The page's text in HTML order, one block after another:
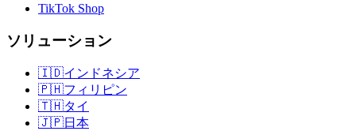
TikTok Shop
ソリューション
🇮🇩インドネシア
🇵🇭フィリピン
🇹🇭タイ
🇯🇵日本